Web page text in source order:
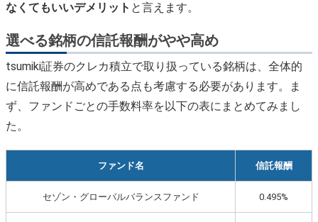
なくてもいいデメリット と言えます。
選べる銘柄の信託報酬がやや高め
tsumiki証券のクレカ積立で取り扱っている銘柄は、全体的
に信託報酬が高めである点も考慮する必要があります。ま
ず、ファンドごとの手数料率を以下の表にまとめてみまし
た。
ファンド名 信託報酬
セゾン・グローバルバランスファンド 0.495%